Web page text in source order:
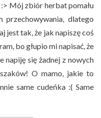
Mój zbiór herbat pomału
dlatego
jest tak, że jak napiszę coś
bo głupio mi napisać, że
napiję się żadnej z nowych
O mamo, jakie to
same cudeńka :( Same